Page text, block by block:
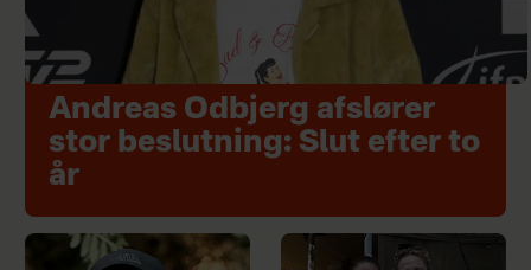
Andreas Odbjerg afslører
stor beslutning: Slut efter to
år